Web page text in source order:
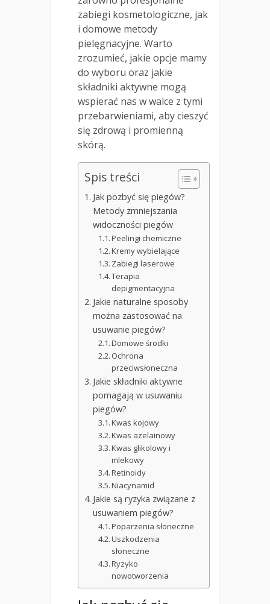
zabiegi kosmetologiczne, jak
i domowe metody
pielęgnacyjne. Warto
zrozumieć, jakie opcje mamy
do wyboru oraz jakie
składniki aktywne mogą
wspierać nas w walce z tymi
przebarwieniami, aby cieszyć
się zdrową i promienną
skórą.
Spis treści
Jak pozbyć się piegów?
Metody zmniejszania
widoczności piegów
Peelingi chemiczne
Kremy wybielające
Zabiegi laserowe
Terapia
depigmentacyjna
Jakie naturalne sposoby
można zastosować na
usuwanie piegów?
Domowe środki
Ochrona
przeciwsłoneczna
Jakie składniki aktywne
pomagają w usuwaniu
piegów?
Kwas kojowy
Kwas azelainowy
Kwas glikolowy i
mlekowy
Retinoidy
Niacynamid
Jakie są ryzyka związane z
usuwaniem piegów?
Poparzenia słoneczne
Uszkodzenia
słoneczne
Ryzyko
nowotworzenia